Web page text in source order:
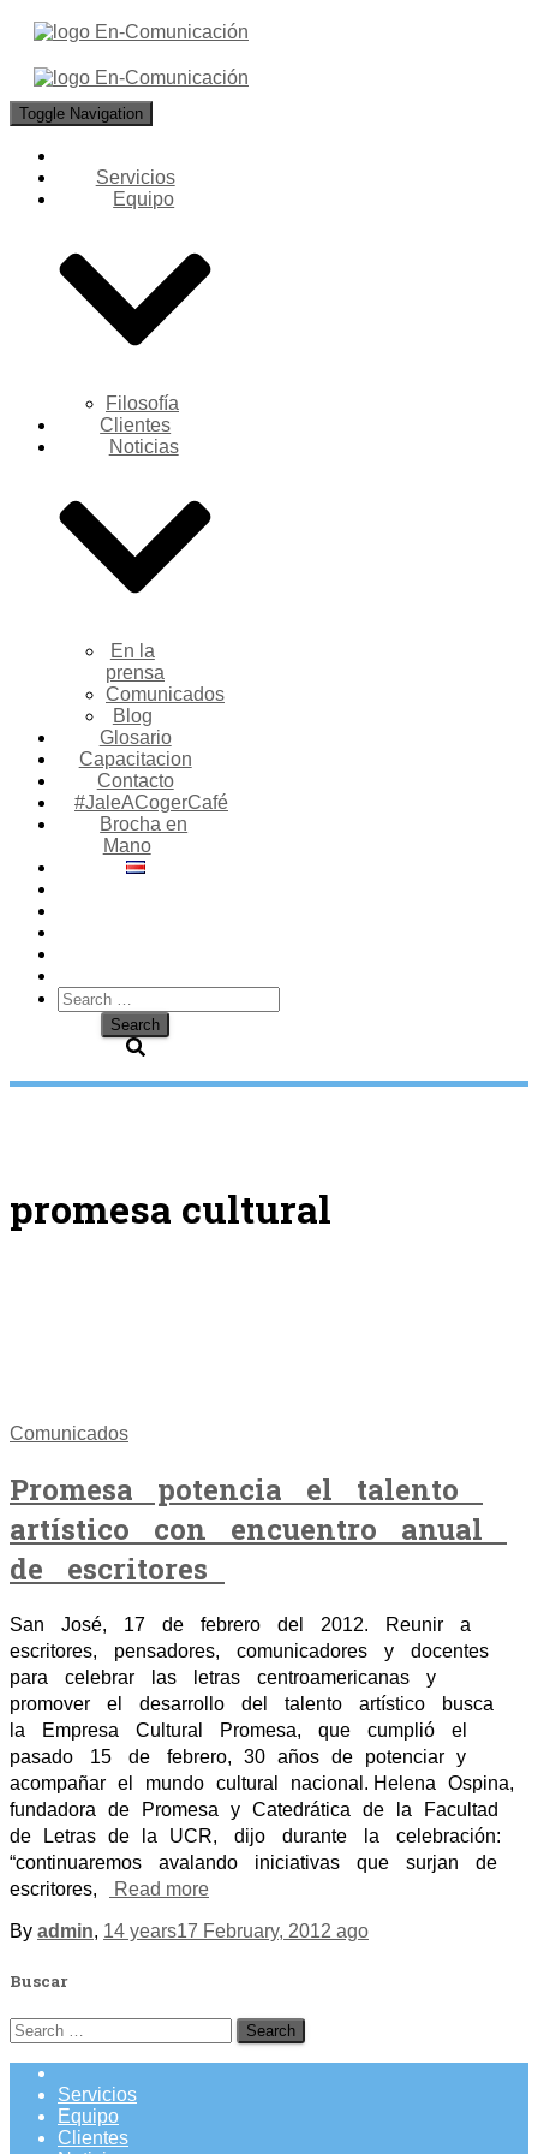
Toggle Navigation
Servicios
Equipo
Filosofía
Clientes
Noticias
En la
prensa
Comunicados
Blog
Glosario
Capacitacion
Contacto
#JaleACogerCafé
Brocha en
Mano
Search
for:
promesa cultural
Comunicados
Promesa potencia el talento
artístico con encuentro anual
de escritores
San José, 17 de febrero del 2012. Reunir a
escritores, pensadores, comunicadores y docentes
para celebrar las letras centroamericanas y
promover el desarrollo del talento artístico busca
la Empresa Cultural Promesa, que cumplió el
pasado 15 de febrero, 30 años de potenciar y
acompañar el mundo cultural nacional. Helena Ospina,
fundadora de Promesa y Catedrática de la Facultad
de Letras de la UCR, dijo durante la celebración:
“continuaremos avalando iniciativas que surjan de
escritores,
Read more
By admin, 14 years17 February, 2012 ago
Buscar
Search
for:
Servicios
Equipo
Clientes